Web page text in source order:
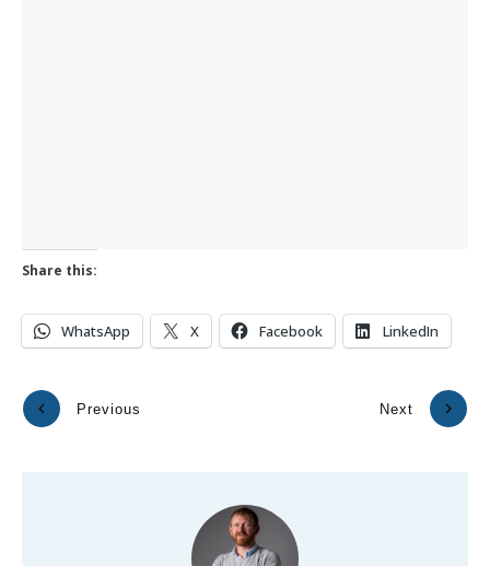
Share this:
WhatsApp X Facebook LinkedIn
Previous Next